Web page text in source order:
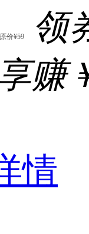
原价¥59
领
赚
情